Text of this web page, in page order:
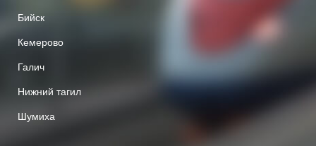
Бийск
Кемерово
Галич
Нижний тагил
Шумиха